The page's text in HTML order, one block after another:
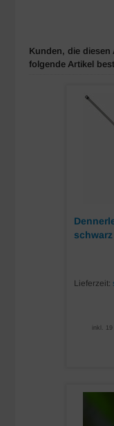
Kunden, die diesen
folgende Artikel
Lieferzeit:
inkl.